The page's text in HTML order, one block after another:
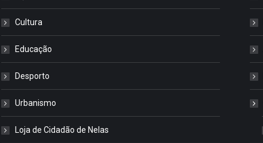
Cultura
Educação
Desporto
Urbanismo
Loja de Cidadão de Nelas